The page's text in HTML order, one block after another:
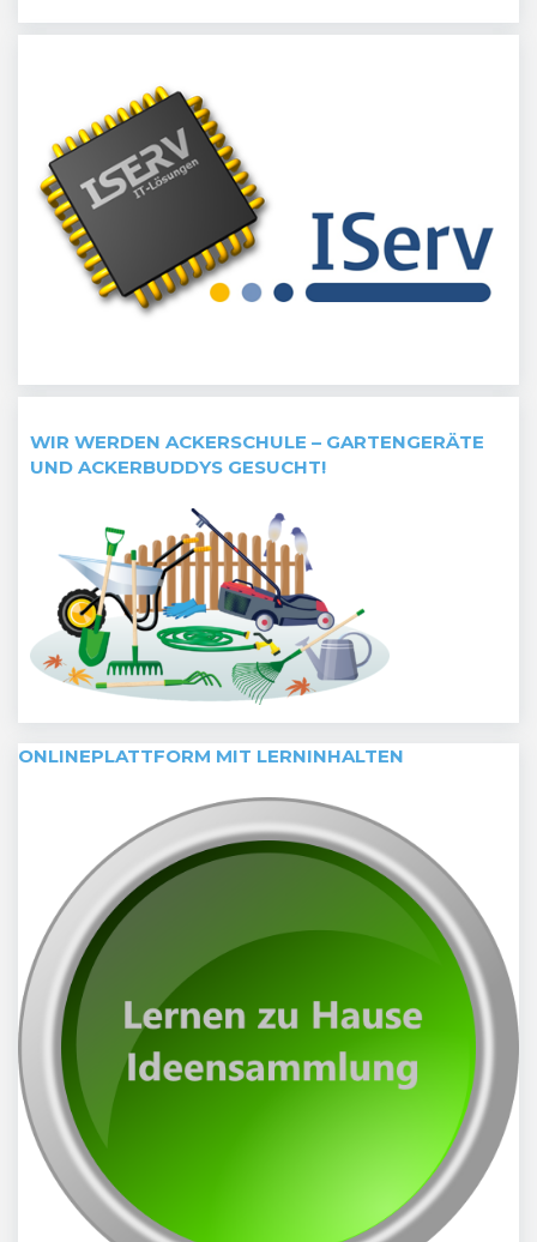
WIR WERDEN ACKERSCHULE – GARTENGERÄTE
UND ACKERBUDDYS GESUCHT!
ONLINEPLATTFORM MIT LERNINHALTEN